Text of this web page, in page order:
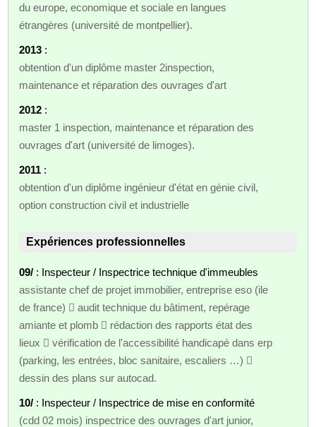
du europe, economique et sociale en langues
étrangères (université de montpellier).
2013 :
obtention d'un diplôme master 2inspection,
maintenance et réparation des ouvrages d'art
2012 :
master 1 inspection, maintenance et réparation des
ouvrages d'art (université de limoges).
2011 :
obtention d'un diplôme ingénieur d'état en génie civil,
option construction civil et industrielle
Expériences professionnelles
09/ : Inspecteur / Inspectrice technique d'immeubles
assistante chef de projet immobilier, entreprise eso (ile
de france)  audit technique du bâtiment, repérage
amiante et plomb  rédaction des rapports état des
lieux  vérification de l'accessibilité handicapé dans erp
(parking, les entrées, bloc sanitaire, escaliers …) 
dessin des plans sur autocad.
10/ : Inspecteur / Inspectrice de mise en conformité
(cdd 02 mois) inspectrice des ouvrages d'art junior,